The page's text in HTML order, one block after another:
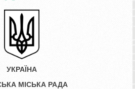
УКРАЇНА
МІСЬКА РАДА